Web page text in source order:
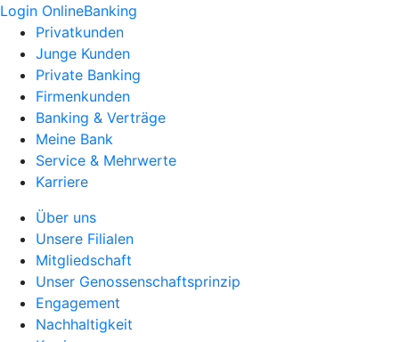
Login OnlineBanking
Privatkunden
Junge Kunden
Private Banking
Firmenkunden
Banking & Verträge
Meine Bank
Service & Mehrwerte
Karriere
Über uns
Unsere Filialen
Mitgliedschaft
Unser Genossenschaftsprinzip
Engagement
Nachhaltigkeit